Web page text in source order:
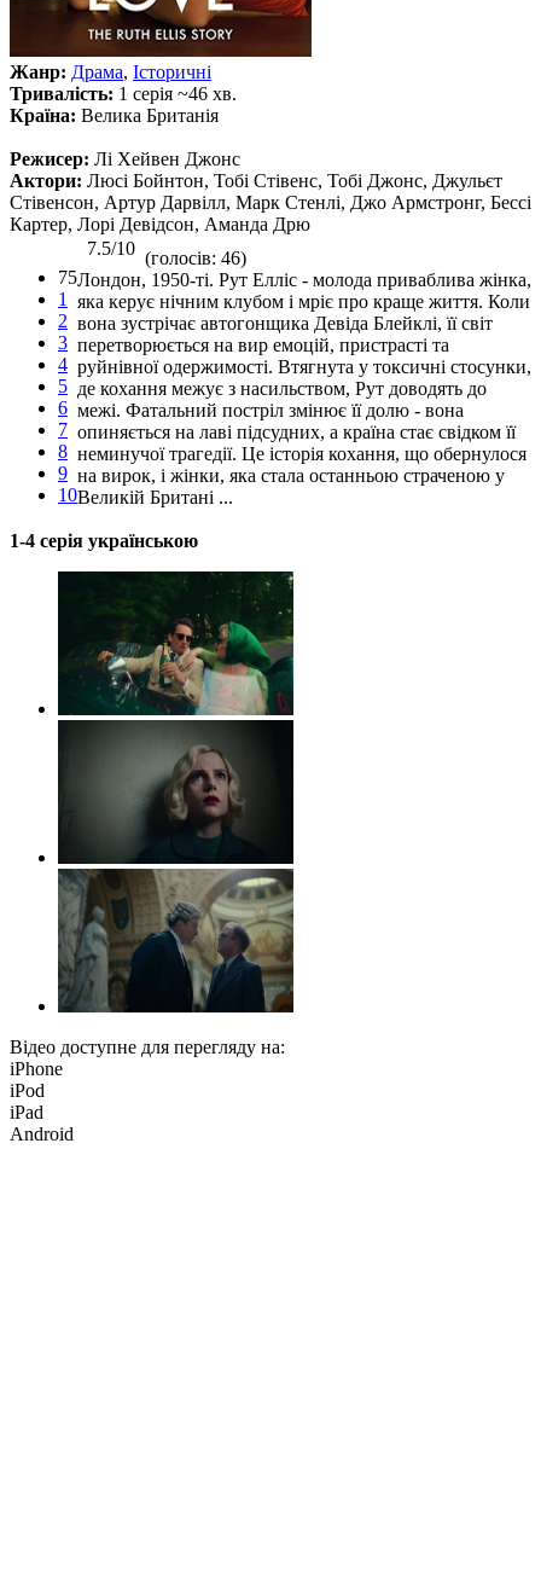
Жанр: Драма, Історичні
Тривалість: 1 серія ~46 хв.
Країна: Велика Британія
Режисер: Лі Хейвен Джонс
Актори: Люсі Бойнтон, Тобі Стівенс, Тобі Джонс, Джульєт
Стівенсон, Артур Дарвілл, Марк Стенлі, Джо Армстронг, Бессі
Картер, Лорі Девідсон, Аманда Дрю
75
1
2
3
4
5
6
7
8
9
10
7.5/10 (голосів: 46)
Лондон, 1950-ті. Рут Елліс - молода приваблива жінка,
яка керує нічним клубом і мріє про краще життя. Коли
вона зустрічає автогонщика Девіда Блейклі, її світ
перетворюється на вир емоцій, пристрасті та
руйнівної одержимості. Втягнута у токсичні стосунки,
де кохання межує з насильством, Рут доводять до
межі. Фатальний постріл змінює її долю - вона
опиняється на лаві підсудних, а країна стає свідком її
неминучої трагедії. Це історія кохання, що обернулося
на вирок, і жінки, яка стала останньою страченою у
Великій Британі ...
1-4 серія українською
Відео доступне для перегляду на:
iPhone
iPod
iPad
Android